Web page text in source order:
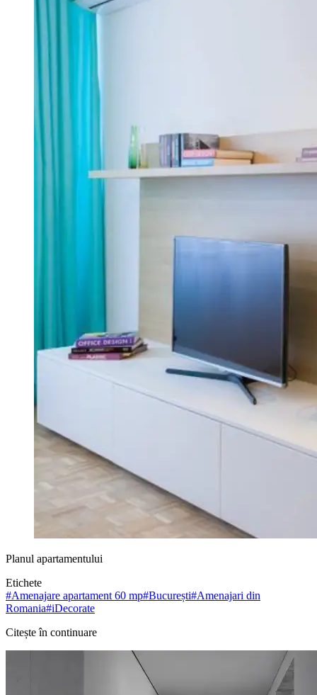
Planul apartamentului
Etichete
#Amenajare apartament 60 mp#București#Amenajari din
Romania#iDecorate
Citește în continuare